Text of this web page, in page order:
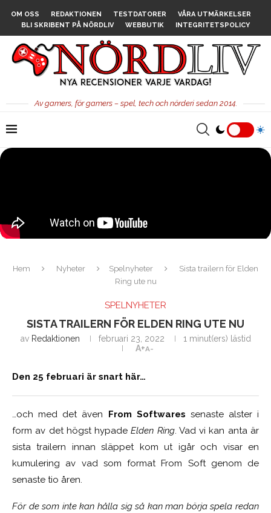
OM OSS REDAKTIONEN TESTDATORER
VÅRA UTMÄRKELSER
BLI SKRIBENT PÅ NÖRDLIV
WEBBUTIK INTEGRITETSPOLICY
Av gamers, för gamers – spel, tech och nörderi sedan 2014.
Hem Nyheter Spelnyheter
Sista trailern för Elden
Ring ute nu
SPELNYHETER
SISTA TRAILERN FÖR ELDEN RING UTE NU
av Redaktionen februari 23, 2022
1 minut(ers) lästid
A+A-
Den 25 februari är snart här…
…och med det även From Softwares senaste alster i
form av det högst hypadeElden Ring. Vad vi kan anta är
sista trailern innan släppet kom ut igår och visar en
kumulering av vad som format From Soft genom de
senaste tio åren.
För de som inte kan hålla sig så kan man börja spela redan